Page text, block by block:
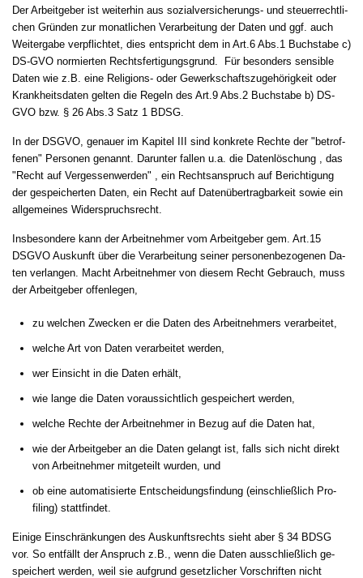
Der Ar­beit­ge­ber ist weiterhin aus so­zi­al­ver­si­che­rungs- und steu­er­recht­li­
chen Gründen zur mo­nat­li­chen Ver­ar­bei­tung der Da­ten und ggf. auch
Weitergabe ver­pflich­tet, dies entspricht dem in Art.6 Abs.1 Buch­sta­be c)
DS-GVO normierten Rechtsfertigungsgrund. Für besonders sen­si­ble
Da­ten wie z.B. ei­ne Re­li­gi­ons- oder Ge­werk­schafts­zu­gehörig­keit oder
Krank­heits­da­ten gelten die Regeln des Art.9 Abs.2 Buch­sta­be b) DS-
GVO bzw. § 26 Abs.3 Satz 1 BDSG.
In der DSGVO, genauer im Kapitel III sind kon­kre­te Rech­te der "be­trof­
fe­nen" Per­so­nen genannt. Dar­un­ter fal­len u.a. die Datenlöschung , das
"Recht auf Ver­ges­sen­wer­den" , ein Rechtsanspruch auf Be­rich­ti­gung
der ge­spei­cher­ten Da­ten, ein Recht auf Da­tenüber­trag­bar­keit so­wie ein
allgemeines Wi­der­spruchs­recht.
Insbesondere kann der Ar­beit­neh­mer vom Ar­beit­ge­ber gem. Art.15
DSGVO Aus­kunft über die Ver­ar­bei­tung sei­ner per­so­nen­be­zo­ge­nen Da­
ten ver­lan­gen. Macht Ar­beit­neh­mer von die­sem Recht Ge­brauch, muss
der Ar­beit­ge­ber of­fen­le­gen,
zu wel­chen Zwe­cken er die Da­ten des Ar­beit­neh­mers ver­ar­bei­tet,
wel­che Art von Da­ten ver­ar­bei­tet wer­den,
wer Ein­sicht in die Da­ten erhält,
wie lan­ge die Da­ten vor­aus­sicht­lich ge­spei­chert wer­den,
wel­che Rech­te der Ar­beit­neh­mer in Be­zug auf die Da­ten hat,
wie der Ar­beit­ge­ber an die Da­ten ge­langt ist, falls sich nicht di­rekt
von Ar­beit­neh­mer mit­ge­teilt wur­den, und
ob ei­ne au­to­ma­ti­sier­te Ent­schei­dungs­fin­dung (ein­sch­ließlich Pro­
filing) statt­fin­det.
Ei­ni­ge Ein­schränkun­gen des Aus­kunfts­rechts sieht aber § 34 BDSG
vor. So entfällt der An­spruch z.B., wenn die Da­ten aus­sch­ließlich ge­
spei­chert wer­den, weil sie auf­grund ge­setz­li­cher Vor­schrif­ten nicht